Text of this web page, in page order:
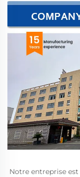
Notre entreprise est